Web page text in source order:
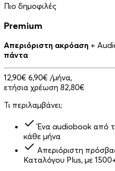
Πιο δημοφιλές
Premium
Απεριόριστη ακρόαση +
πάντα
12,90€ 6,90€ /μήνα,
ετήσια χρέωση 82,80€
Τι περιλαμβάνει;
Ένα audiobook από
κάθε μήνα
Απεριόριστη
Καταλόγου Plus, με